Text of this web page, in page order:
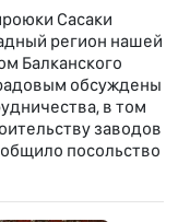
Сасаки
регион нашей
Балканского
обсуждены
в том
заводов
посольство